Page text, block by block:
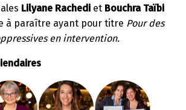
Lilyane Rachedi et Bouchra Taïbi
à paraître ayant pour titre Pour des
en intervention.